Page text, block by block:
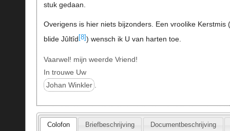
stuk gedaan.
Overigens is hier niets bijzonders. Een vroolike Kerstmis
blide Jûltîd [8]) wensch ik U van harten toe.
Vaarwel! mijn weerde Vriend!
In trouwe Uw
Johan Winkler
Colofon Briefbeschrijving Documentbeschrijving